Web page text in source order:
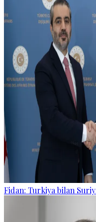
Fidan: Turkiya bilan